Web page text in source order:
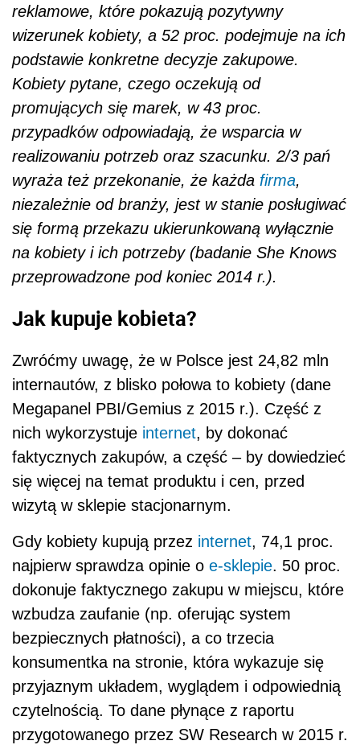
reklamowe, które pokazują pozytywny
wizerunek kobiety, a 52 proc. podejmuje na ich
podstawie konkretne decyzje zakupowe.
Kobiety pytane, czego oczekują od
promujących się marek, w 43 proc.
przypadków odpowiadają, że wsparcia w
realizowaniu potrzeb oraz szacunku. 2/3 pań
wyraża też przekonanie, że każda firma,
niezależnie od branży, jest w stanie posługiwać
się formą przekazu ukierunkowaną wyłącznie
na kobiety i ich potrzeby (badanie She Knows
przeprowadzone pod koniec 2014 r.).
Jak kupuje kobieta?
Zwróćmy uwagę, że w Polsce jest 24,82 mln
internautów, z blisko połowa to kobiety (dane
Megapanel PBI/Gemius z 2015 r.). Część z
nich wykorzystuje internet, by dokonać
faktycznych zakupów, a część – by dowiedzieć
się więcej na temat produktu i cen, przed
wizytą w sklepie stacjonarnym.
Gdy kobiety kupują przez internet, 74,1 proc.
najpierw sprawdza opinie o e-sklepie. 50 proc.
dokonuje faktycznego zakupu w miejscu, które
wzbudza zaufanie (np. oferując system
bezpiecznych płatności), a co trzecia
konsumentka na stronie, która wykazuje się
przyjaznym układem, wyglądem i odpowiednią
czytelnością. To dane płynące z raportu
przygotowanego przez SW Research w 2015 r.